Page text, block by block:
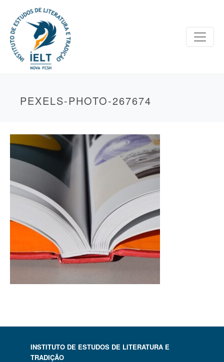
PEXELS-PHOTO-267674
INSTITUTO DE ESTUDOS DE LITERATURA E
TRADIÇÃO